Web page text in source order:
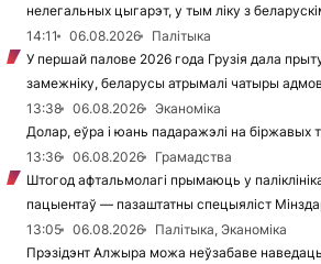
нелегальных цыгарэт, у тым ліку з
14:11
06.08.2026
Палітыка
У першай палове 2026 года Грузія дала
замежніку, беларусы атрымалі чатыры
13:38
06.08.2026
Эканоміка
Долар, еўра і юань падаражэлі на біржавых
13:36
06.08.2026
Грамадства
Штогод афтальмолагі прымаюць у
пацыентаў — пазаштатны спецыяліст
13:05
06.08.2026
Палітыка, Эканоміка
Прэзідэнт Алжыра можа неўзабаве